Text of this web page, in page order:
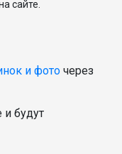
сайте.
и фото через
и будут